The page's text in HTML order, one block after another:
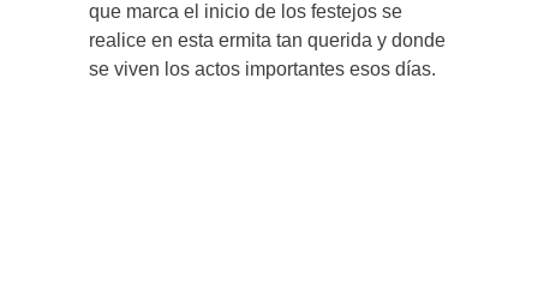
que marca el inicio de los festejos se
realice en esta ermita tan querida y donde
se viven los actos importantes esos días.